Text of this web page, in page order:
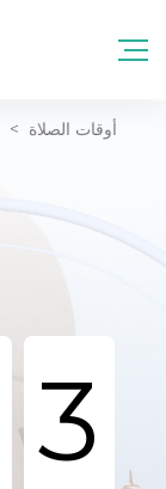
أوقات الصلاة >
3